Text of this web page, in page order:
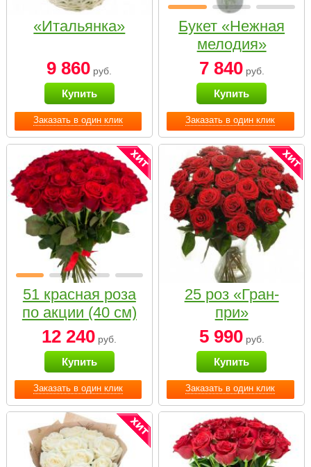
Заказать в один клик
«Итальянка»
9 860 руб.
Купить
Заказать в один клик
Букет «Нежная
мелодия»
7 840руб.
Купить
Заказать в один клик
51 красная роза
по акции (40 см)
12 240 руб.
Купить
Заказать в один клик
25 роз «Гран-
при»
5 990руб.
Купить